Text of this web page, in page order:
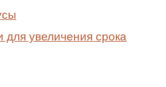
для увеличения срока